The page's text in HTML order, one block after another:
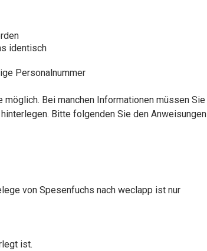
identisch
Personalnummer
Bei manchen Informationen müssen Sie
Bitte folgenden Sie den Anweisungen
von Spesenfuchs nach weclapp ist nur
ist.